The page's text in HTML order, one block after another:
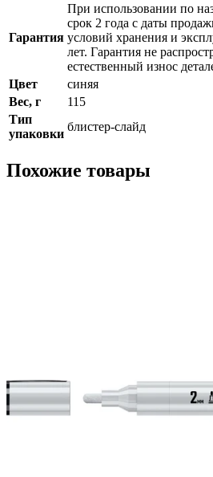
Гарантия
При использовании по
срок 2 года с даты
условий хранения и
лет. Гарантия не
естественный износ
Цвет
синяя
Вес, г
115
Тип
упаковки
блистер-слайд
Похожие товары